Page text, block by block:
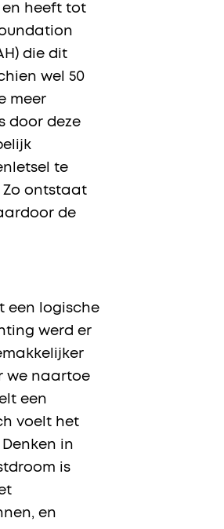
heeft tot
die dit
wel 50
meer
door deze
te
Zo ontstaat
de
een logische
werd er
we naartoe
een
voelt het
in
is
en